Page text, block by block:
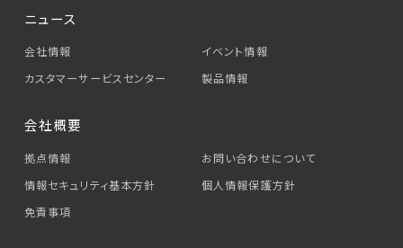
ニュース
会社情報
イベント情報
カスタマーサービス センター 製品情報
会社概要
拠点情報
お問い合わせについて
情報セキュリティ基本方針
個人情報保護方針
免責事項